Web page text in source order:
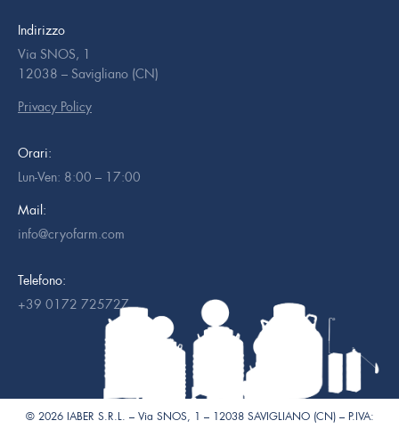
Indirizzo
Via SNOS, 1
12038 – Savigliano (CN)
Privacy Policy
Orari:
Lun-Ven: 8:00 – 17:00
Mail:
info@cryofarm.com
Telefono:
+39 0172 725727
© 2026 IABER S.R.L. – Via SNOS, 1 – 12038 SAVIGLIANO (CN) – P.IVA: